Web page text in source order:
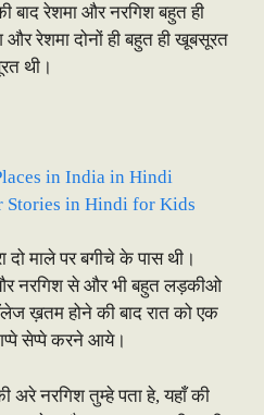
बाद रेशमा और नरगिश बहुत ही
रेशमा दोनों ही बहुत ही खूबसूरत
थी।
in India in Hindi
Stories in Hindi for Kids
माले पर बगीचे के पास थी।
नरगिश से और भी बहुत लड़कीओ
ख़तम होने की बाद रात को एक
सेप्पे करने आये।
नरगिश तुम्हे पता हे, यहाँ की